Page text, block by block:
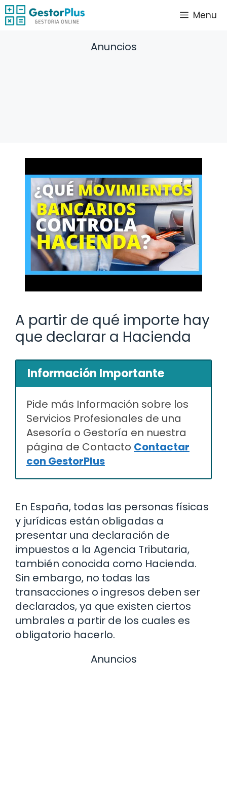
Saltar
al
Menu
Anuncios
A partir de qué importe hay
que declarar a Hacienda
Información Importante
Pide más Información sobre los
Servicios Profesionales de una
Asesoría o Gestoría en nuestra
página de Contacto Contactar
con GestorPlus
En España, todas las personas físicas
y jurídicas están obligadas a
presentar una declaración de
impuestos a la Agencia Tributaria,
también conocida como Hacienda.
Sin embargo, no todas las
transacciones o ingresos deben ser
declarados, ya que existen ciertos
umbrales a partir de los cuales es
obligatorio hacerlo.
Anuncios